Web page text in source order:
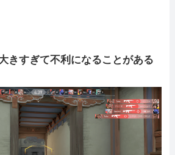
きすぎて不利になることがある